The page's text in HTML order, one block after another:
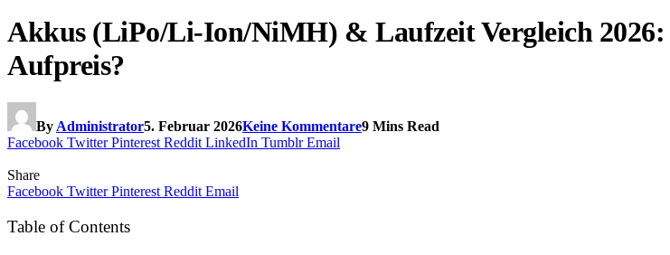
Akkus (LiPo/Li-Ion/NiMH) & Laufzeit Vergleich 2026:
Aufpreis?
By Administrator5. Februar 2026Keine Kommentare9 Mins Read
Facebook Twitter Pinterest Reddit LinkedIn Tumblr Email
Share
Facebook Twitter Pinterest Reddit Email
Table of Contents